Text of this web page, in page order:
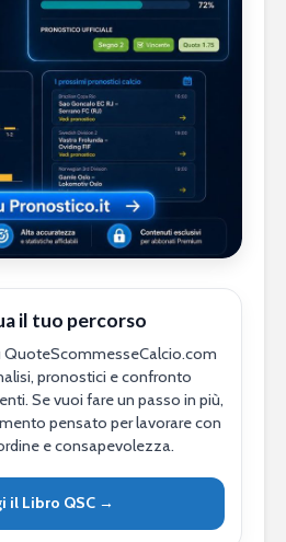
il tuo percorso
QuoteScommesseCalcio.com
pronostici e confronto
Se vuoi fare un passo in più,
pensato per lavorare con
e consapevolezza.
il Libro QSC →